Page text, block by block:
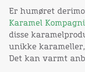
Er humøret
Karamel
disse
unikke
Det kan varmt